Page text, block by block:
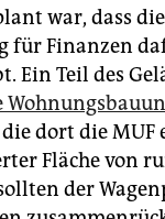
war, dass die
für Finanzen
Ein Teil des
die dort die
Fläche von
der